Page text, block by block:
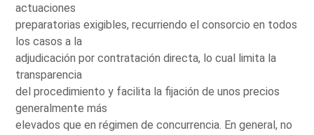
actuaciones
preparatorias exigibles, recurriendo el consorcio en todos
los casos a la
adjudicación por contratación directa, lo cual limita la
transparencia
del procedimiento y facilita la fijación de unos precios
generalmente más
elevados que en régimen de concurrencia. En general, no